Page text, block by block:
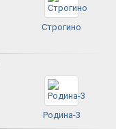
Строгино
Родина-3